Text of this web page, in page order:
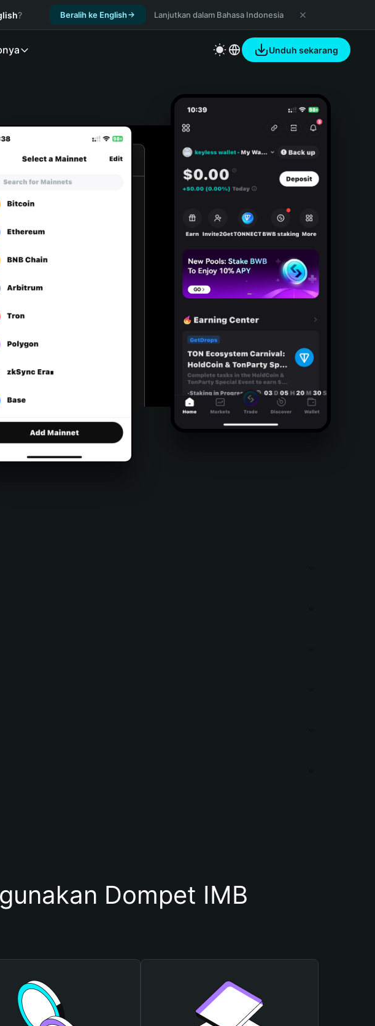
? Beralih ke English Lanjutkan dalam Bahasa Indonesia
Unduh sekarang
Dompet IMB